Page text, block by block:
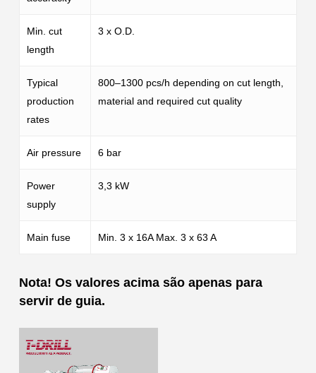
Min. cut
length
3 x O.D.
Typical
production
rates
800–1300 pcs/h depending on cut length,
material and required cut quality
Air pressure 6 bar
Power
supply
3,3 kW
Main fuse Min. 3 x 16A Max. 3 x 63 A
Nota! Os valores acima são apenas para
servir de guia.